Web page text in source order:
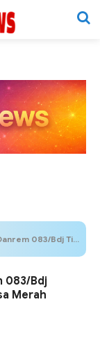
Koperasi Desa Merah Putih
083/Bdj
Merah